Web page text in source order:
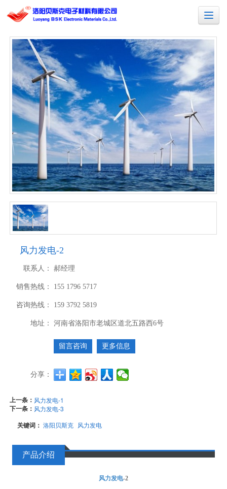
风力发电-2
联系人： 郝经理
销售热线： 155 1796 5717
咨询热线： 159 3792 5819
地址： 河南省洛阳市老城区道北五路西6号
留言咨询 更多信息
分享：
上一条： 风力发电-1
下一条： 风力发电-3
关键词：洛阳贝斯克 风力发电
产品介绍
风力发电-2